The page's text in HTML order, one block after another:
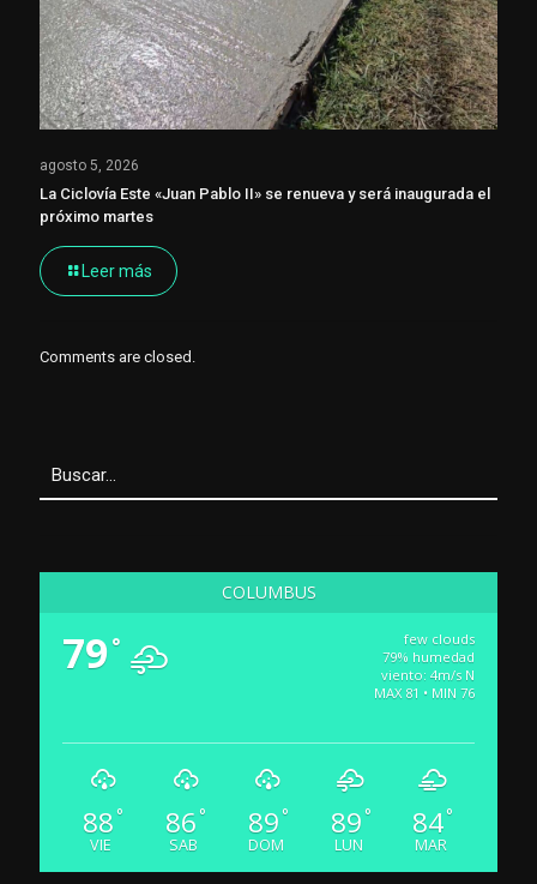
agosto 5, 2026
La Ciclovía Este «Juan Pablo II» se renueva y será inaugurada el
próximo martes
Leer más
Comments are closed.
COLUMBUS
79°
few clouds
79% humedad
viento: 4m/s N
MAX 81 • MIN 76
88 °
VIE
86 °
SAB
89 °
DOM
89 °
LUN
84°
MAR